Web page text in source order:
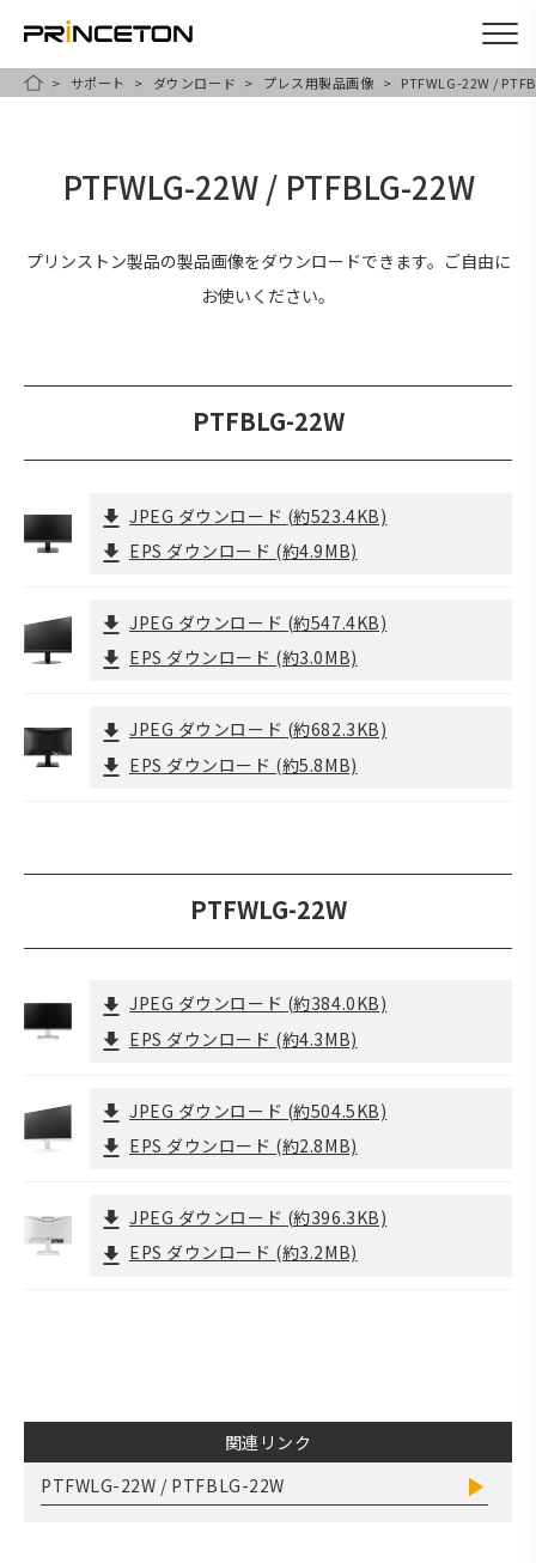
HOME
サポート ダウンロード プレス用製品画像 PTFWLG-22W /
PTFWLG-22W / PTFBLG-22W
プリンストン製品の製品画像をダウンロードできます。ご自由に
お使いください。
PTFBLG-22W
JPEG ダウンロード (約523.4KB)
EPS ダウンロード (約4.9MB)
JPEG ダウンロード (約547.4KB)
EPS ダウンロード (約3.0MB)
JPEG ダウンロード (約682.3KB)
EPS ダウンロード (約5.8MB)
PTFWLG-22W
JPEG ダウンロード (約384.0KB)
EPS ダウンロード (約4.3MB)
JPEG ダウンロード (約504.5KB)
EPS ダウンロード (約2.8MB)
JPEG ダウンロード (約396.3KB)
EPS ダウンロード (約3.2MB)
関連リンク
PTFWLG-22W / PTFBLG-22W